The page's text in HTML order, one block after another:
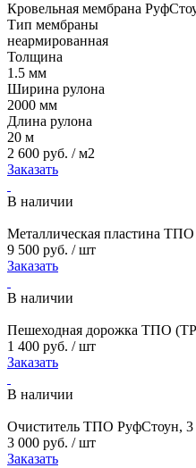
Кровельная мембрана
Тип мембраны
неармированная
Толщина
1.5 мм
Ширина рулона
2000 мм
Длина рулона
20 м
2 600 руб. / м2
Заказать
В наличии
Металлическая пластина
9 500 руб. / шт
Заказать
В наличии
Пешеходная дорожка ТПО
1 400 руб. / шт
Заказать
В наличии
Очиститель ТПО РуфСтоун, 3
3 000 руб. / шт
Заказать